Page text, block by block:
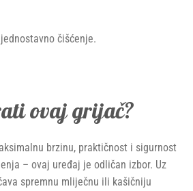
čišćenje.
ovaj grijač?
brzinu, praktičnost i sigurnost
– ovaj uređaj je odličan izbor. Uz
spremnu mliječnu ili kašičniju